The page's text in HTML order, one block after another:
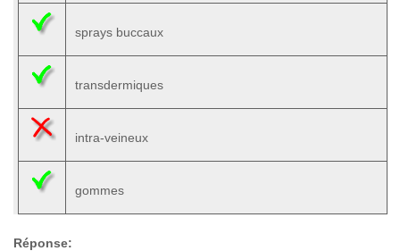
sprays buccaux
transdermiques
intra-veineux
gommes
Réponse: